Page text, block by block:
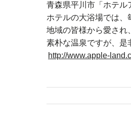
青森県平川市「ホテル
ホテルの大浴場では、
地域の皆様から愛され
素朴な温泉ですが、是
http://www.apple-